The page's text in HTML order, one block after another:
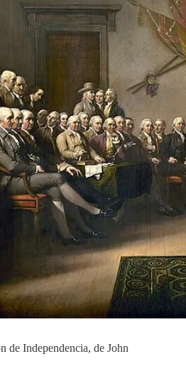
de Independencia, de John